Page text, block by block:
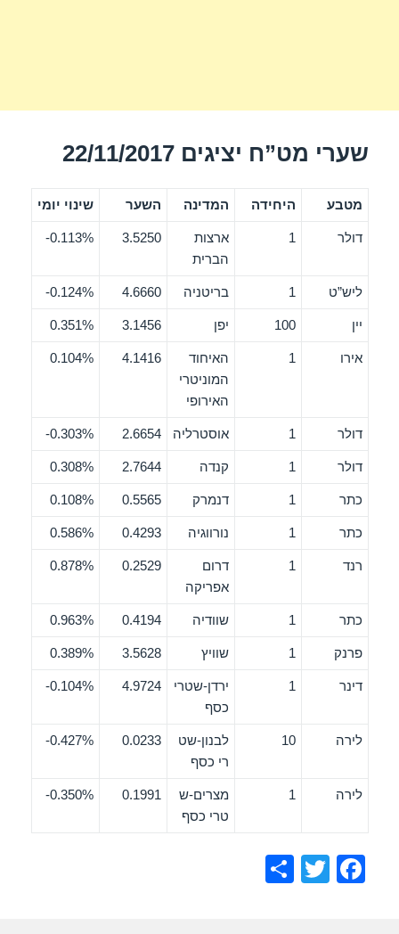
שערי מט”ח יציגים 22/11/2017
מטבע היחידה המדינה השער שינוי יומי
דולר 1
ארצות
הברית
3.5250
0.113%-
ליש”ט 1 בריטניה 4.6660
0.124%-
יין 100 יפן 3.1456
0.351%
אירו 1
האיחוד
המוניטרי
האירופי
4.1416
0.104%
דולר 1 אוסטרליה 2.6654
0.303%-
דולר 1 קנדה 2.7644
0.308%
כתר 1 דנמרק 0.5565
0.108%
כתר 1 נורווגיה 0.4293
0.586%
רנד 1
דרום
אפריקה
0.2529
0.878%
כתר 1 שוודיה 0.4194
0.963%
פרנק 1 שוויץ 3.5628
0.389%
דינר 1
ירדן-שטרי
כסף
4.9724
0.104%-
לירה 10
לבנון-שט
רי כסף
0.0233
0.427%-
לירה 1
מצרים-ש
טרי כסף
0.1991
0.350%-
F
T